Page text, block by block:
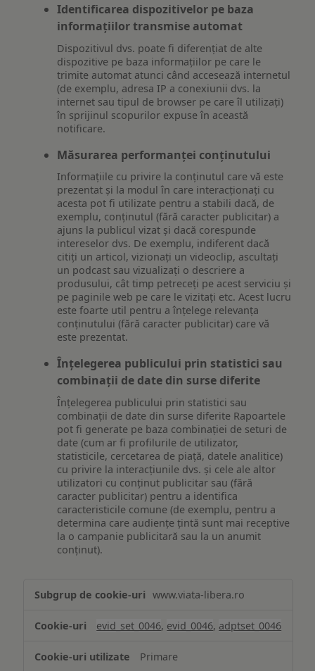
Identificarea dispozitivelor pe baza
informațiilor transmise automat
Dispozitivul dvs. poate fi diferențiat de alte
dispozitive pe baza informațiilor pe care le
trimite automat atunci când accesează internetul
(de exemplu, adresa IP a conexiunii dvs. la
internet sau tipul de browser pe care îl utilizați)
în sprijinul scopurilor expuse în această
notificare.
Măsurarea performanței conținutului
Informațiile cu privire la conținutul care vă este
prezentat și la modul în care interacționați cu
acesta pot fi utilizate pentru a stabili dacă, de
exemplu, conținutul (fără caracter publicitar) a
ajuns la publicul vizat și dacă corespunde
intereselor dvs. De exemplu, indiferent dacă
citiți un articol, vizionați un videoclip, ascultați
un podcast sau vizualizați o descriere a
produsului, cât timp petreceți pe acest serviciu și
pe paginile web pe care le vizitați etc. Acest lucru
este foarte util pentru a înțelege relevanța
conținutului (fără caracter publicitar) care vă
este prezentat.
Înțelegerea publicului prin statistici sau
combinații de date din surse diferite
Înțelegerea publicului prin statistici sau
combinații de date din surse diferite Rapoartele
pot fi generate pe baza combinației de seturi de
date (cum ar fi profilurile de utilizator,
statisticile, cercetarea de piață, datele analitice)
cu privire la interacțiunile dvs. și cele ale altor
utilizatori cu conținut publicitar sau (fără
caracter publicitar) pentru a identifica
caracteristicile comune (de exemplu, pentru a
determina care audiențe țintă sunt mai receptive
la o campanie publicitară sau la un anumit
conținut).
www.viata-libera.ro
evid_set_0046, evid_0046, adptset_0046
Primare